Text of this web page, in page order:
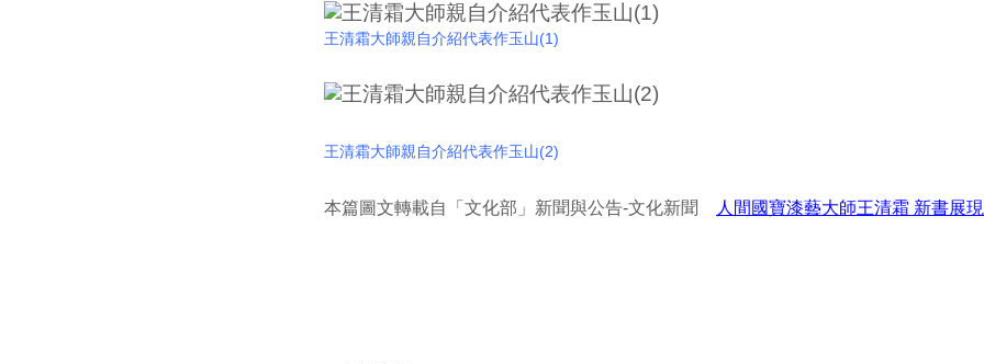
王清霜大師親自介紹代表作玉山(1)
王清霜大師親自介紹代表作玉山(2)
本篇圖文轉載自「文化部」新聞與公告-文化新聞 人間國寶漆藝大師王清霜 新書展